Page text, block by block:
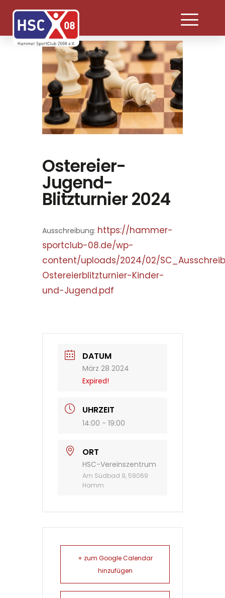
Ostereier-
Jugend-
Blitzturnier 2024
Ausschreibung: https://hammer-
sportclub-08.de/wp-
content/uploads/2024/02/
Ostereierblitzturnier-Kinder-
und-Jugend.pdf
DATUM
März 28 2024
Expired!
UHRZEIT
14:00 - 19:00
ORT
HSC-Vereinszentrum
Am Südbad 9, 59069
Hamm
+ zum Google Calendar
hinzufügen